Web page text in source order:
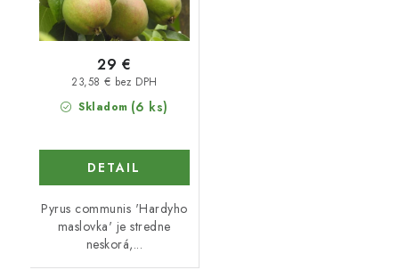
Skladom (6 ks)
23,58 € bez DPH
29 €
DETAIL
Pyrus communis 'Hardyho
maslovka' je stredne
neskorá,...